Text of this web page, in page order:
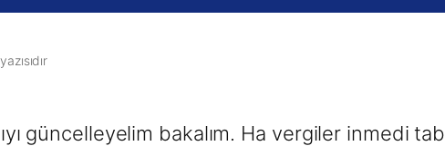
yazısıdır
güncelleyelim bakalım. Ha vergiler inmedi